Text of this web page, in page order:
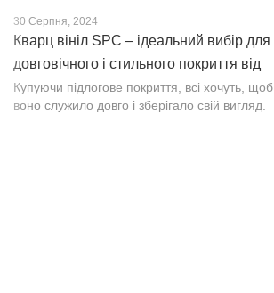
30 Серпня, 2024
Кварц вініл SPC – ідеальний вибір для
довговічного і стильного покриття від
PROFLOOR
Купуючи підлогове покриття, всі хочуть, щоб
воно служило довго і зберігало свій вигляд.